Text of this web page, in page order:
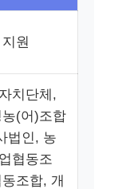
원
치단체,
(어)조합
법인, 농
협동조
조합, 개